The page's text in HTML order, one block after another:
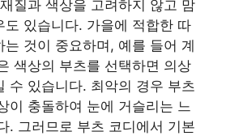
질과 색상을 고려하지 않고 맘
도 있습니다. 가을에 적합한 따
는 것이 중요하며, 예를 들어 계
색상의 부츠를 선택하면 의상
수 있습니다. 최악의 경우 부츠
이 충돌하여 눈에 거슬리는 느
. 그러므로 부츠 코디에서 기본